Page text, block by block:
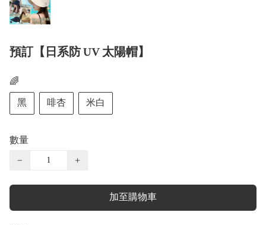
預訂【日系防 UV 太陽帽】
🌈
黑
啡杏 米白
數量
−
+
加至購物車